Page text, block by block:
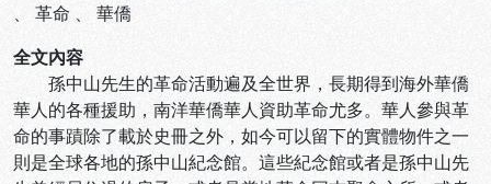
、 革命 、 華僑
全文內容
孫中山先生的革命活動遍及全世界，長期得到海外華僑
華人的各種援助，南洋華僑華人資助革命尤多。華人參與革
命的事蹟除了載於史冊之外，如今可以留下的實體物件之一
則是全球各地的孫中山紀念館。這些紀念館或者是孫中山先